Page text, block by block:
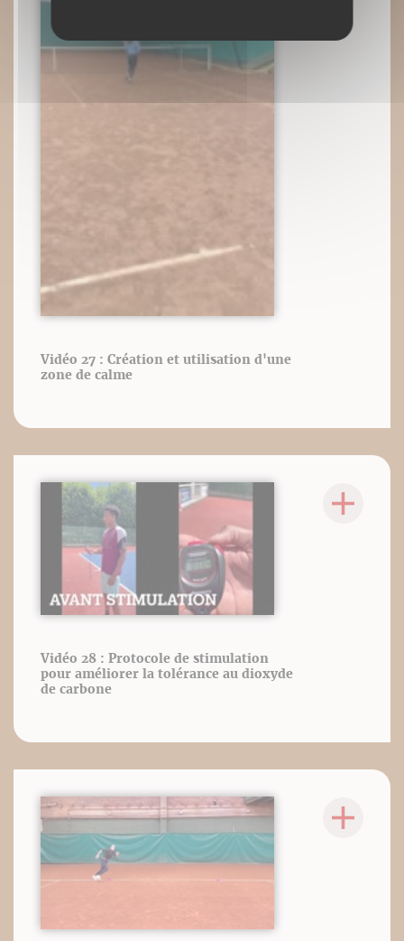
Vidéo 27 : Création et utilisation d'une
zone de calme
Vidéo 28 : Protocole de stimulation
pour améliorer la tolérance au dioxyde
de carbone